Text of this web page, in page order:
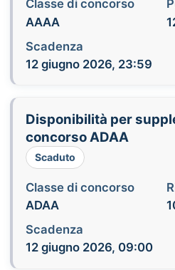
Classe di concorso
AAAA
Scadenza
12 giugno 2026, 23:59
Disponibilità per
concorso ADAA
Scaduto
Classe di concorso
ADAA
Scadenza
12 giugno 2026, 09:00